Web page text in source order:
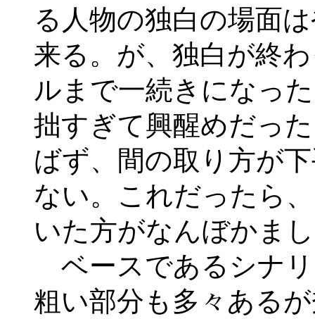
る人物の独白の場面
来る。が、独白が終
ルまで一続きになっ
拙すぎて興醒めだっ
ばず、間の取り方が
ない。これだったら
いた方がなんぼかま
ベースであるシナ
粗い部分も多々ある